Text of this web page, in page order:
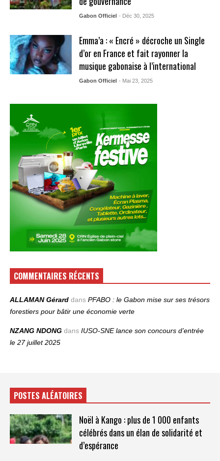
Gabon Officiel - Déc 30, 2025
Emma’a : « Encré » décroche un Single
d’or en France et fait rayonner la
musique gabonaise à l’international
Gabon Officiel - Mai 23, 2025
COMMENTAIRES RÉCENTS
ALLAMAN Gérard dans PFABO : le Gabon mise sur ses trésors
forestiers pour bâtir une économie verte
NZANG NDONG dans IUSO‑SNE lance son concours d’entrée
le 27 juillet 2025
POSTES ALÉATOIRES
Noël à Kango : plus de 1 000 enfants
célébrés dans un élan de solidarité et
d’espérance